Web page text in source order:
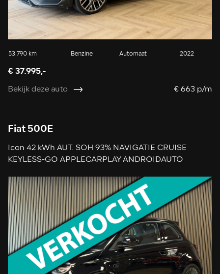
53.790 km Benzine Automaat 2022
€ 37.995,-
Bekijk deze auto € 663 p/m
Fiat 500E
Icon 42 kWh AUT. SOH 93% NAVIGATIE CRUISE
KEYLESS-GO APPLECARPLAY ANDROIDAUTO